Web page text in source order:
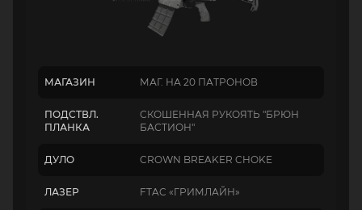
МАГАЗИН МАГ. НА 20 ПАТРОНОВ
ПОДСТВЛ.
ПЛАНКА
СКОШЕННАЯ РУКОЯТЬ "БРЮН
БАСТИОН"
ДУЛО CROWN BREAKER CHOKE
ЛАЗЕР FTAC «ГРИМЛАЙН»